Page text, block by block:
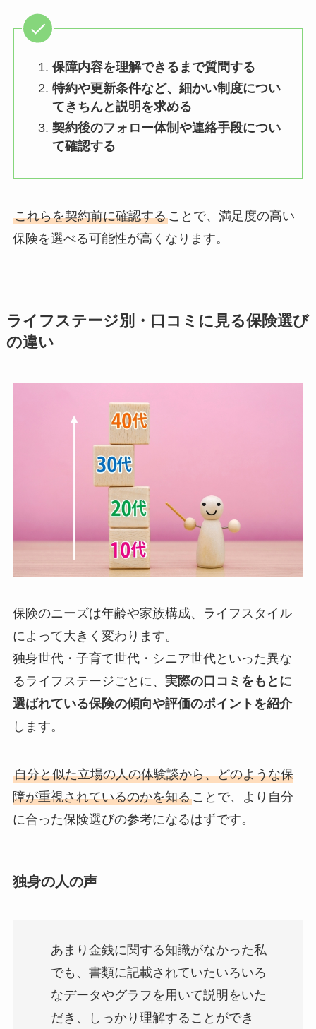
保障内容を理解できるまで質問する
特約や更新条件など、細かい制度につい
てきちんと説明を求める
契約後のフォロー体制や連絡手段につい
て確認する
これらを契約前に確認することで、満足度の高い
保険を選べる可能性が高くなります。
ライフステージ別・口コミに見る保険選び
の違い
保険のニーズは年齢や家族構成、ライフスタイル
によって大きく変わります。
独身世代・子育て世代・シニア世代といった異な
るライフステージごとに、 実際の口コミをもとに
選ばれている保険の傾向や評価のポイントを紹介
します。
自分と似た立場の人の体験談から、どのような保
障が重視されているのかを知ることで、より自分
に合った保険選びの参考になるはずです。
独身の人の声
あまり金銭に関する知識がなかった私
でも、書類に記載されていたいろいろ
なデータやグラフを用いて説明をいた
だき、しっかり理解することができ